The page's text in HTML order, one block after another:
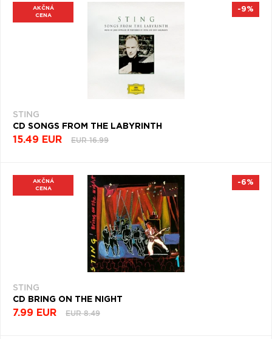
AKČNÁ
CENA
STING
CD SONGS FROM THE LABYRINTH
15.49 EUR EUR 16.99
-9%
AKČNÁ
CENA
STING
CD BRING ON THE NIGHT
7.99 EUR EUR 8.49
-6%